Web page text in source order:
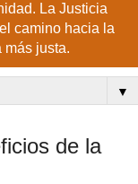
La Justicia
camino hacia la
más justa.
▼
de la